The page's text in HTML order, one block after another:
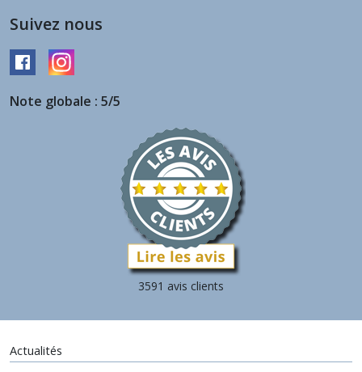
Suivez nous
Note globale : 5/5
3591 avis clients
Actualités